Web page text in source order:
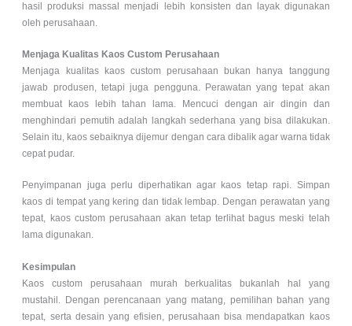
hasil produksi massal menjadi lebih konsisten dan layak digunakan
oleh perusahaan.
Menjaga Kualitas Kaos Custom Perusahaan
Menjaga kualitas kaos custom perusahaan bukan hanya tanggung
jawab produsen, tetapi juga pengguna. Perawatan yang tepat akan
membuat kaos lebih tahan lama. Mencuci dengan air dingin dan
menghindari pemutih adalah langkah sederhana yang bisa dilakukan.
Selain itu, kaos sebaiknya dijemur dengan cara dibalik agar warna tidak
cepat pudar.
Penyimpanan juga perlu diperhatikan agar kaos tetap rapi. Simpan
kaos di tempat yang kering dan tidak lembap. Dengan perawatan yang
tepat, kaos custom perusahaan akan tetap terlihat bagus meski telah
lama digunakan.
Kesimpulan
Kaos custom perusahaan murah berkualitas bukanlah hal yang
mustahil. Dengan perencanaan yang matang, pemilihan bahan yang
tepat, serta desain yang efisien, perusahaan bisa mendapatkan kaos